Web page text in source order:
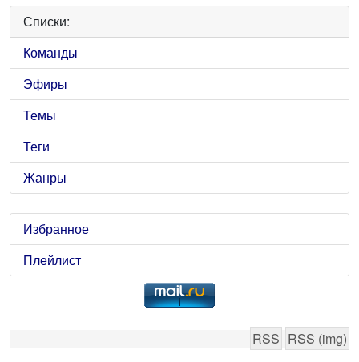
Списки:
Команды
Эфиры
Темы
Теги
Жанры
Избранное
Плейлист
RSS RSS (img)